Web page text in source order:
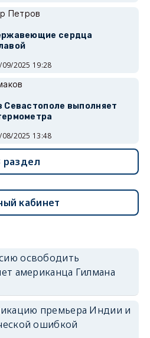
Петров
сердца
09/2025 19:28
Севастополе выполняет
08/2025 13:48
раздел
кабинет
освободить
американца Гилмана
премьера Индии и
ошибкой